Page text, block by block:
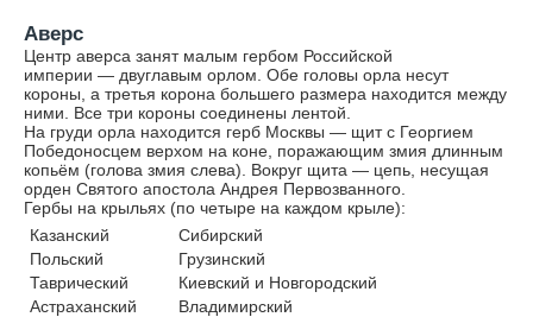
Аверс
Центр аверса занят малым гербом Российской
империи — двуглавым орлом. Обе головы орла несут
короны, а третья корона большего размера находится между
ними. Все три короны соединены лентой.
На груди орла находится герб Москвы — щит с Георгием
Победоносцем верхом на коне, поражающим змия длинным
копьём (голова змия слева). Вокруг щита — цепь, несущая
орден Святого апостола Андрея Первозванного.
Гербы на крыльях (по четыре на каждом крыле):
Казанский
Польский
Таврический
Астраханский
Сибирский
Грузинский
Киевский и Новгородский
Владимирский